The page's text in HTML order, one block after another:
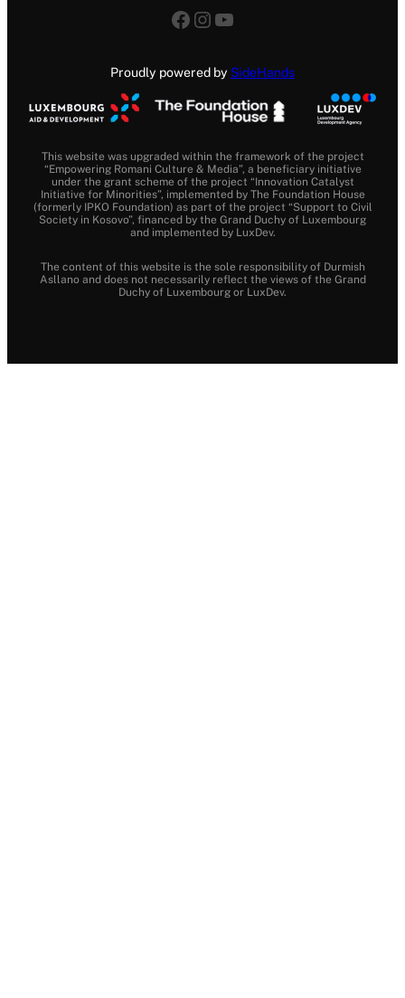
Facebook
Instagram
YouTube
Proudly powered by SideHands
This website was upgraded within the framework of the project
“Empowering Romani Culture & Media”, a beneficiary initiative
under the grant scheme of the project “Innovation Catalyst
Initiative for Minorities”, implemented by The Foundation House
(formerly IPKO Foundation) as part of the project “Support to Civil
Society in Kosovo”, financed by the Grand Duchy of Luxembourg
and implemented by LuxDev.
The content of this website is the sole responsibility of Durmish
Asllano and does not necessarily reflect the views of the Grand
Duchy of Luxembourg or LuxDev.